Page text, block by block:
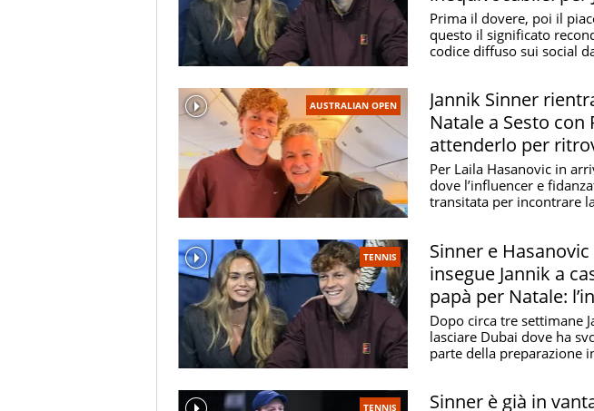
Capodanno da
Prima il dovere, poi il
questo il significato
codice diffuso sui social
AUSTRALIAN OPEN
Jannik Sinner
Natale a Sesto con
attenderlo per
Hasanovic
Per Laila Hasanovic in
dove l’influencer e
transitata per incontrare
TENNIS
Sinner e
insegue Jannik a
papà per Natale:
Dopo circa tre settimane
lasciare Dubai dove ha
parte della preparazione
TENNIS Sinner è già in